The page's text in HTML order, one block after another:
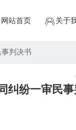
网站首页 关于
判决书
纠纷一审民事